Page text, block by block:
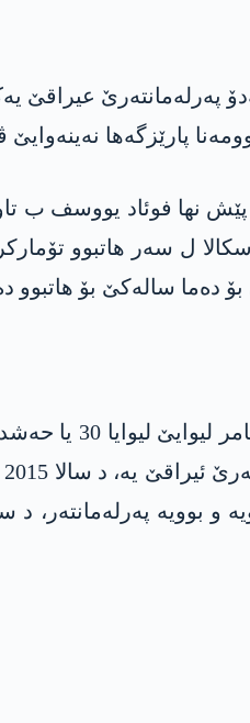
پەرلەمانتەرێ عیراقێ
نها فوئاد یووسف ب